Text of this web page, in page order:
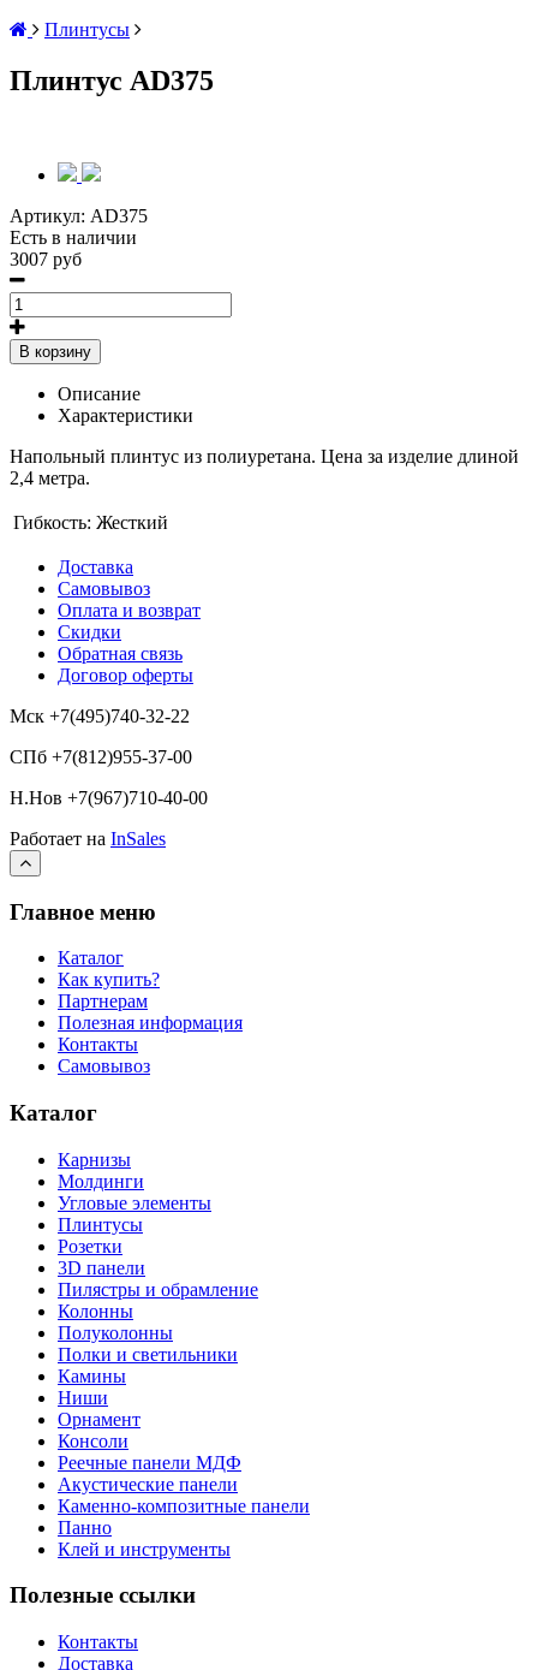
Плинтусы
Плинтус AD375
Артикул: AD375
Есть в наличии
3007 руб
В корзину
Описание
Характеристики
Напольный плинтус из полиуретана. Цена за изделие длиной
2,4 метра.
Гибкость: Жесткий
Доставка
Самовывоз
Оплата и возврат
Скидки
Обратная связь
Договор оферты
Мск +7(495)740-32-22
СПб +7(812)955-37-00
Н.Нов +7(967)710-40-00
Работает на InSales
Главное меню
Каталог
Как купить?
Партнерам
Полезная информация
Контакты
Самовывоз
Каталог
Карнизы
Молдинги
Угловые элементы
Плинтусы
Розетки
3D панели
Пилястры и обрамление
Колонны
Полуколонны
Полки и светильники
Камины
Ниши
Орнамент
Консоли
Реечные панели МДФ
Акустические панели
Каменно-композитные панели
Панно
Клей и инструменты
Полезные ссылки
Контакты
Доставка